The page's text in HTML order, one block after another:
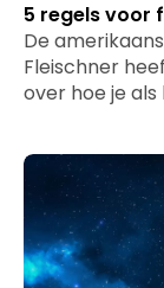
5 regels voor
De
Fleischner
over hoe je